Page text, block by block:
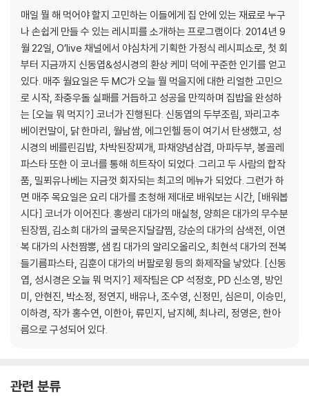
치킨마요덮밥
유부볶음밥
시금치연어주먹밥 [대가 : 권우중]
김가루주먹밥
치즈누룽지주먹밥
韓食 2 _ 국·탕·찌개
소고기미역국
냉이강된장
닭볶음탕 [대가 : 정옥선]
소고기뭇국 [대가 : 이석희]
차돌박이된장찌개(차박된장찌개)
미나리매운탕
고추장찌개
된장꽃게탕
애호박젓국찌개 [대가 : 한복선]
연어볶음장찌개(연장찌개)
韓食 3 _ 찜·조림
두부조림
무수분 된장찜 [대가 : 양희은]
갈치조림 [대가 : 최막래]
매일 뭘 해 먹어야 할지 고민하는 이들에게 집 안에 있는 재료로 누구
나 손쉽게 만들 수 있는 레시피를 소개하는 프로그램이다. 2014년 9
월 22일, O’live 채널에서 야심차게 기획한 가정식 레시피쇼로, 첫 회
부터 지금까지 신동엽&성시경의 환상 케미 덕에 꾸준한 인기를 얻고
있다. 매주 월요일은 두 MC가 오늘 뭘 먹을지에 대한 리얼한 고민으
로 시작, 좌충우돌 실패를 거듭하고 성공을 만끽하며 집밥을 완성하
는 [오늘 뭐 먹지?] 코너가 진행된다. 신동엽의 두부조림, 꽈리고추
베이컨말이, 닭 한마리, 월남쌈, 에그인헬 등이 여기서 탄생했고, 성
시경의 베를린김밥, 차박된장찌개, 파채양념삼겹, 마파두부, 봉골레
파스타 또한 이 코너를 통해 히트작이 되었다. 그리고 두 사람의 합작
품, 밀푀유나베는 지금껏 회자되는 최고의 메뉴가 되었다. 그런가 하
면 매주 목요일은 요리 대가를 초청해 제대로 배워보는 시간, [배워봅
시다] 코너가 이어진다. 홍쌍리 대가의 매실청, 양희은 대가의 무수분
된장찜, 김소희 대가의 굴묵은지달걀찜, 강순의 대가의 삼색전, 이연
복 대가의 사천짬뽕, 샘 킴 대가의 알리오올리오, 최현석 대가의 전복
들기름파스타, 김훈이 대가의 버팔로윙 등의 화제작을 낳았다. [신동
엽, 성시경은 오늘 뭐 먹지?] 제작팀은 CP 석정호, PD 신소영, 방인
미, 안현진, 박소정, 정연지, 배유나, 조수영, 신정민, 심은미, 이승민,
이하경, 작가 홍수연, 이한아, 류민지, 남지혜, 최나리, 정영은, 한아
름으로 구성되어 있다.
관련 분류